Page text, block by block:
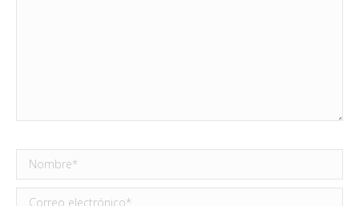
Nombre *
Correo electrónico *